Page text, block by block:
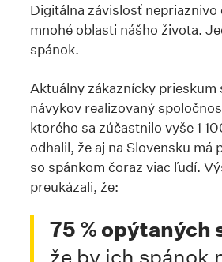
Digitálna závislosť nepriaznivo
mnohé oblasti nášho života.
spánok.
Aktuálny zákaznícky prieskum
návykov realizovaný
ktorého sa zúčastnilo vyše 1
odhalil, že aj na Slovensku má
so spánkom čoraz viac ľudí.
preukázali, že:
75 % opýtaných
že by ich spánok